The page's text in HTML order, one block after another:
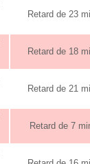
Retard de 23
Retard de 18
Retard de 21
Retard de 7